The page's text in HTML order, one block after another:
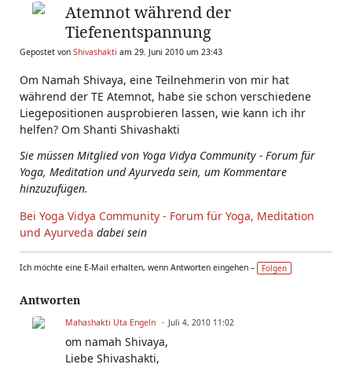
Atemnot während der
Tiefenentspannung
Gepostet von Shivashakti am 29. Juni 2010 um 23:43
Om Namah Shivaya, eine Teilnehmerin von mir hat
während der TE Atemnot, habe sie schon verschiedene
Liegepositionen ausprobieren lassen, wie kann ich ihr
helfen? Om Shanti Shivashakti
Sie müssen Mitglied von Yoga Vidya Community - Forum für
Yoga, Meditation und Ayurveda sein, um Kommentare
hinzuzufügen.
Bei Yoga Vidya Community - Forum für Yoga, Meditation
und Ayurveda dabei sein
Ich möchte eine E-Mail erhalten, wenn Antworten eingehen – Folgen
Antworten
Mahashakti Uta Engeln Juli 4, 2010 11:02
om namah Shivaya,
Liebe Shivashakti,